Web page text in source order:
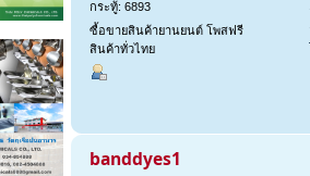
กระทู้: 6893
ซื้อขายสินค้ายานยนต์ โพสฟรี
สินค้าทั่วไทย
banddyes1